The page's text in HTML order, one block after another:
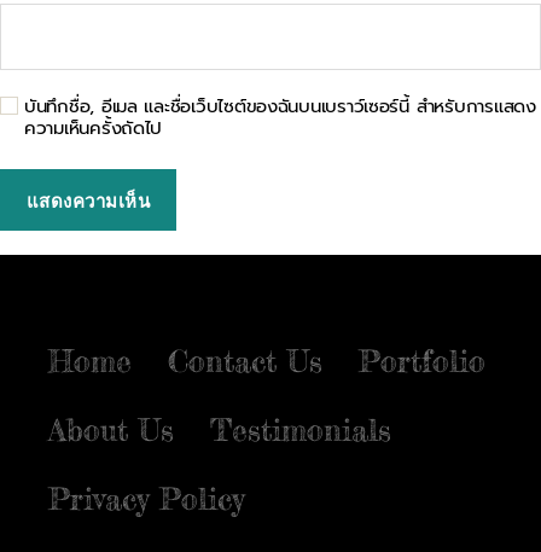
บันทึกชื่อ, อีเมล และชื่อเว็บไซต์ของฉันบนเบราว์เซอร์นี้ สำหรับการแสดง
ความเห็นครั้งถัดไป
Home Contact Us
Portfolio
About Us
Testimonials
Privacy Policy